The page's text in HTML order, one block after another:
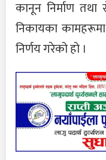
कानून निर्माण तथा
निकायका
निर्णय गरेको हो ।